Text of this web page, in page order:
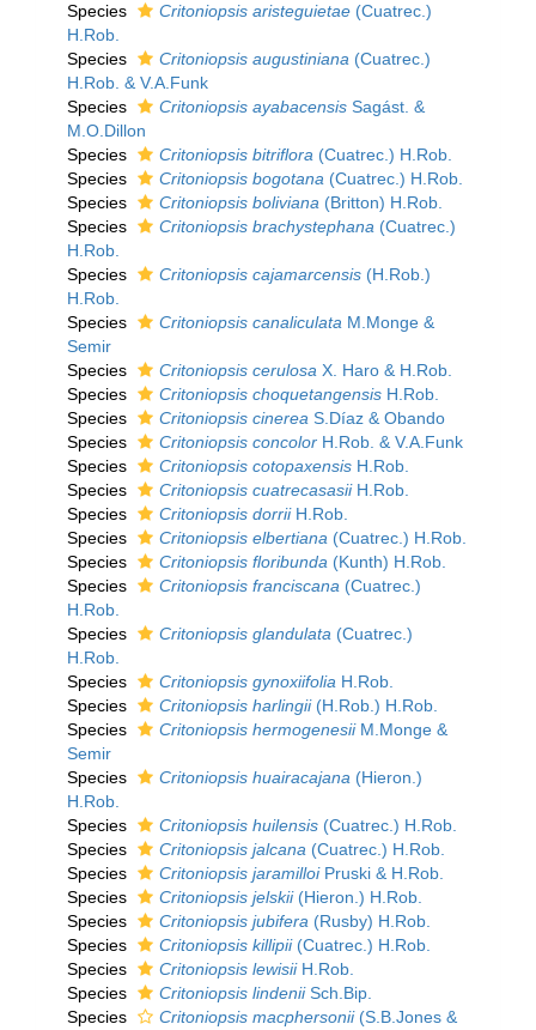
Species Critoniopsis aristeguietae (Cuatrec.)
H.Rob.
Species
Critoniopsis augustiniana (Cuatrec.)
H.Rob. & V.A.Funk
Species
Critoniopsis ayabacensis Sagást. &
M.O.Dillon
Species
Critoniopsis bitriflora (Cuatrec.) H.Rob.
Species
Critoniopsis bogotana (Cuatrec.) H.Rob.
Species
Critoniopsis boliviana (Britton) H.Rob.
Species
Critoniopsis brachystephana (Cuatrec.)
H.Rob.
Species
Critoniopsis cajamarcensis (H.Rob.)
H.Rob.
Species
Critoniopsis canaliculata M.Monge &
Semir
Species
Critoniopsis cerulosa X. Haro & H.Rob.
Species
Critoniopsis choquetangensis H.Rob.
Species
Critoniopsis cinerea S.Díaz & Obando
Species
Critoniopsis concolor H.Rob. & V.A.Funk
Species
Critoniopsis cotopaxensis H.Rob.
Species
Critoniopsis cuatrecasasiiH.Rob.
Species
Critoniopsis dorriiH.Rob.
Species
Critoniopsis elbertiana (Cuatrec.) H.Rob.
Species
Critoniopsis floribunda (Kunth) H.Rob.
Species
Critoniopsis franciscana (Cuatrec.)
H.Rob.
Species
Critoniopsis glandulata (Cuatrec.)
H.Rob.
Species
Critoniopsis gynoxiifolia H.Rob.
Species
Critoniopsis harlingii(H.Rob.) H.Rob.
Species
Critoniopsis hermogenesiiM.Monge &
Semir
Species
Critoniopsis huairacajana (Hieron.)
H.Rob.
Species
Critoniopsis huilensis (Cuatrec.) H.Rob.
Species
Critoniopsis jalcana (Cuatrec.) H.Rob.
Species
Critoniopsis jaramilloiPruski & H.Rob.
Species
Critoniopsis jelskii(Hieron.) H.Rob.
Species
Critoniopsis jubifera (Rusby) H.Rob.
Species
Critoniopsis killipii(Cuatrec.) H.Rob.
Species
Critoniopsis lewisiiH.Rob.
Species
Critoniopsis lindeniiSch.Bip.
Species
Critoniopsis macphersonii(S.B.Jones &